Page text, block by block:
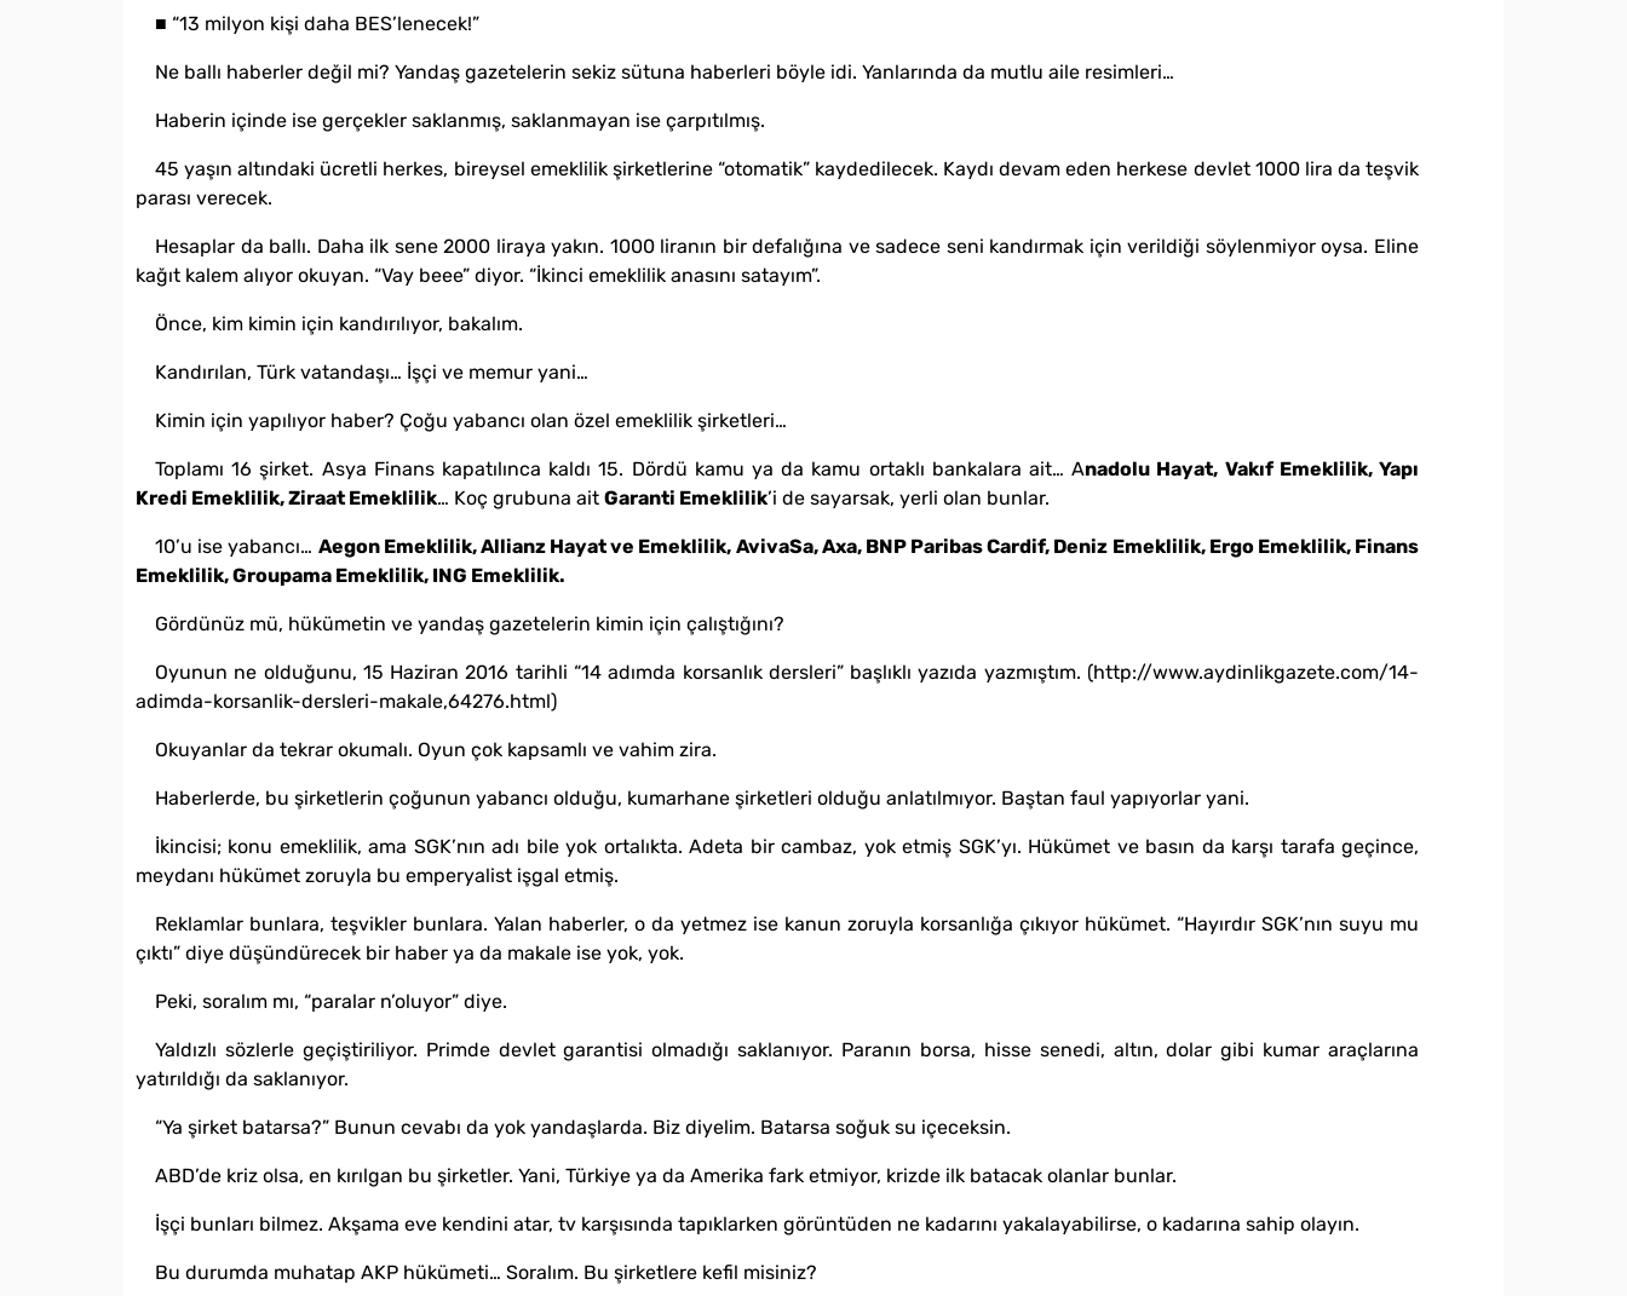
■ “13 milyon kişi daha BES’lenecek!”
Ne ballı haberler değil mi? Yandaş gazetelerin sekiz sütuna haberleri böyle idi. Yanlarında da mutlu aile resimleri…
Haberin içinde ise gerçekler saklanmış, saklanmayan ise çarpıtılmış.
45 yaşın altındaki ücretli herkes, bireysel emeklilik şirketlerine “otomatik” kaydedilecek. Kaydı devam eden herkese devlet 1000 lira da teşvik
parası verecek.
Hesaplar da ballı. Daha ilk sene 2000 liraya yakın. 1000 liranın bir defalığına ve sadece seni kandırmak için verildiği söylenmiyor oysa. Eline
kağıt kalem alıyor okuyan. “Vay beee” diyor. “İkinci emeklilik anasını satayım”.
Önce, kim kimin için kandırılıyor, bakalım.
Kandırılan, Türk vatandaşı… İşçi ve memur yani…
Kimin için yapılıyor haber? Çoğu yabancı olan özel emeklilik şirketleri…
Toplamı 16 şirket. Asya Finans kapatılınca kaldı 15. Dördü kamu ya da kamu ortaklı bankalara ait… Anadolu Hayat, Vakıf Emeklilik, Yapı
Kredi Emeklilik, Ziraat Emeklilik… Koç grubuna ait Garanti Emeklilik’i de sayarsak, yerli olan bunlar.
10’u ise yabancı… Aegon Emeklilik, Allianz Hayat ve Emeklilik, AvivaSa, Axa, BNP Paribas Cardif, Deniz Emeklilik, Ergo Emeklilik, Finans
Emeklilik, Groupama Emeklilik, ING Emeklilik.
Gördünüz mü, hükümetin ve yandaş gazetelerin kimin için çalıştığını?
Oyunun ne olduğunu, 15 Haziran 2016 tarihli “14 adımda korsanlık dersleri” başlıklı yazıda yazmıştım. (http://www.aydinlikgazete.com/14-
adimda-korsanlik-dersleri-makale,64276.html)
Okuyanlar da tekrar okumalı. Oyun çok kapsamlı ve vahim zira.
Haberlerde, bu şirketlerin çoğunun yabancı olduğu, kumarhane şirketleri olduğu anlatılmıyor. Baştan faul yapıyorlar yani.
İkincisi; konu emeklilik, ama SGK’nın adı bile yok ortalıkta. Adeta bir cambaz, yok etmiş SGK’yı. Hükümet ve basın da karşı tarafa geçince,
meydanı hükümet zoruyla bu emperyalist işgal etmiş.
Reklamlar bunlara, teşvikler bunlara. Yalan haberler, o da yetmez ise kanun zoruyla korsanlığa çıkıyor hükümet. “Hayırdır SGK’nın suyu mu
çıktı” diye düşündürecek bir haber ya da makale ise yok, yok.
Peki, soralım mı, “paralar n’oluyor” diye.
Yaldızlı sözlerle geçiştiriliyor. Primde devlet garantisi olmadığı saklanıyor. Paranın borsa, hisse senedi, altın, dolar gibi kumar araçlarına
yatırıldığı da saklanıyor.
“Ya şirket batarsa?” Bunun cevabı da yok yandaşlarda. Biz diyelim. Batarsa soğuk su içeceksin.
ABD’de kriz olsa, en kırılgan bu şirketler. Yani, Türkiye ya da Amerika fark etmiyor, krizde ilk batacak olanlar bunlar.
İşçi bunları bilmez. Akşama eve kendini atar, tv karşısında tapıklarken görüntüden ne kadarını yakalayabilirse, o kadarına sahip olayın.
Bu durumda muhatap AKP hükümeti… Soralım. Bu şirketlere kefil misiniz?